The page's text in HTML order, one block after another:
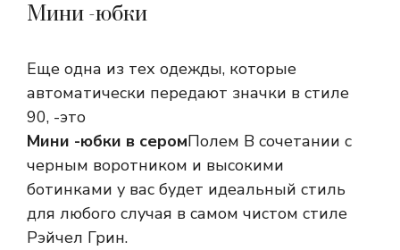
Мини -юбки
Еще одна из тех одежды, которые
автоматически передают значки в стиле
90, -это
Мини -юбки в серомПолем В сочетании с
черным воротником и высокими
ботинками у вас будет идеальный стиль
для любого случая в самом чистом стиле
Рэйчел Грин.